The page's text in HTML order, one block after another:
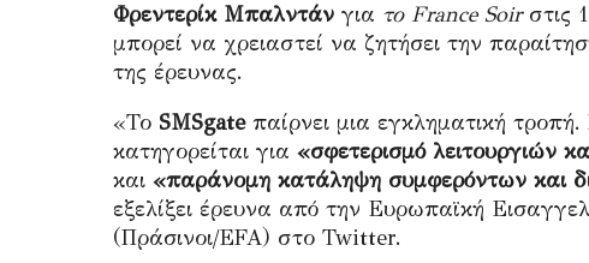
Φρεντερίκ Μπαλντάν για το France Soir στις
μπορεί να χρειαστεί να ζητήσει την
της έρευνας.
«Το SMSgateπαίρνει μια εγκληματική
κατηγορείται για «σφετερισμό λειτουργιών
και «παράνομη κατάληψη συμφερόντων και
εξελίξει έρευνα από την Ευρωπαϊκή
(Πράσινοι/EFA) στο Twitter.